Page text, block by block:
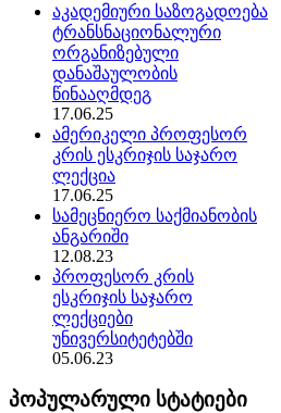
აკადემიური საზოგადოება
ტრანსნაციონალური
ორგანიზებული
დანაშაულობის
წინააღმდეგ
17.06.25
ამერიკელი პროფესორ
კრის ესკრიჯის საჯარო
ლექცია
17.06.25
სამეცნიერო საქმიანობის
ანგარიში
12.08.23
პროფესორ კრის
ესკრიჯის საჯარო
ლექციები
უნივერსიტეტებში
05.06.23
პოპულარული სტატიები